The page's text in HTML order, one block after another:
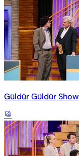
Güldür Güldür